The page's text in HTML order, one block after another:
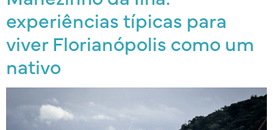
experiências típicas para
viver Florianópolis como um
nativo